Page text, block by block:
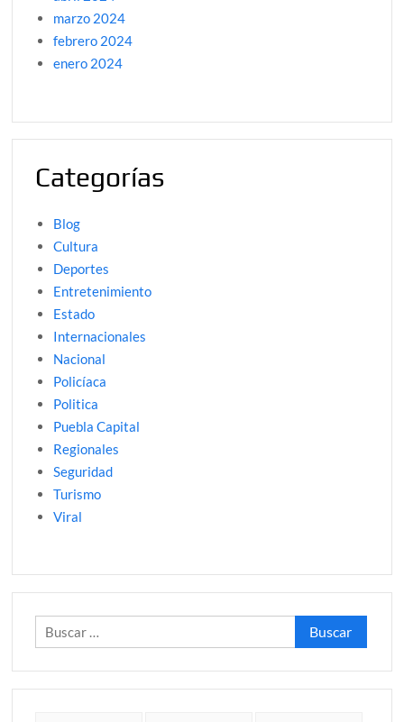
marzo 2024
febrero 2024
enero 2024
Categorías
Blog
Cultura
Deportes
Entretenimiento
Estado
Internacionales
Nacional
Policíaca
Politica
Puebla Capital
Regionales
Seguridad
Turismo
Viral
Buscar: